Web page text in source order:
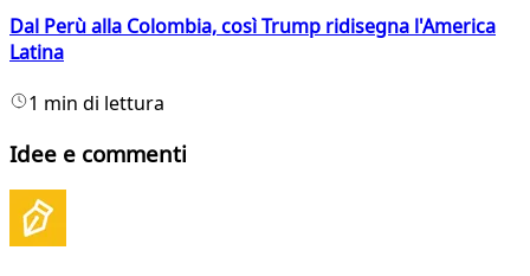
Dal Perù alla Colombia, così Trump ridisegna l'America
Latina
1 min di lettura
Idee e commenti